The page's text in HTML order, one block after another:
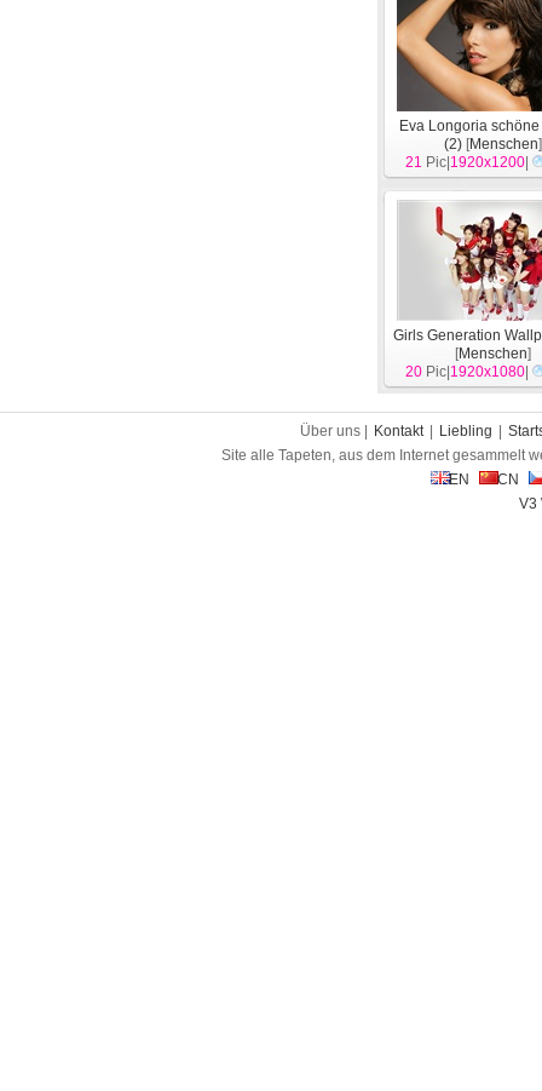
Eva Longoria schöne
(2) [Menschen]
21 Pic| 1920x1200
Girls Generation
[Menschen]
20 Pic| 1920x1080
Über uns | Kontakt Liebling
Site alle Tapeten, aus dem Internet gesammelt
EN
CN
V3